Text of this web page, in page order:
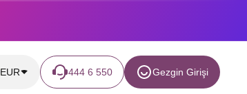
EUR 444 6 550 Gezgin Girişi